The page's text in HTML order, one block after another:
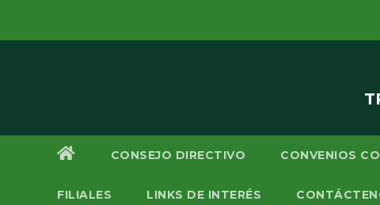
CONSEJO DIRECTIVO CONVENIOS
FILIALES LINKS DE INTERÉS